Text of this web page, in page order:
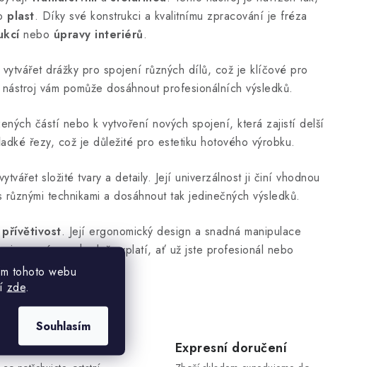
tohoto webu
zde.
Souhlasím
plast. Díky své konstrukci a kvalitnímu zpracování je fréza
nebo úpravy interiérů.
drážky pro spojení různých dílů, což je klíčové pro
vám pomůže dosáhnout profesionálních výsledků.
částí nebo k vytvoření nových spojení, která zajistí delší
řezy, což je důležité pro estetiku hotového výrobku.
složité tvary a detaily. Její univerzálnost ji činí vhodnou
technikami a dosáhnout tak jedinečných výsledků.
. Její ergonomický design a snadná manipulace
se vám rozhodně vyplatí, ať už jste profesionál nebo
přístup Expresní doručení